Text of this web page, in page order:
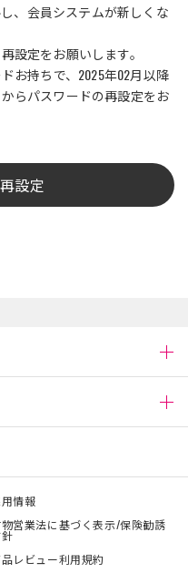
、会員システムが新しくな
設定をお願いします。
お持ちで、2025年02月以降
らパスワードの再設定をお
設定
情報
営業法に基づく表示/保険勧誘
レビュー利用規約